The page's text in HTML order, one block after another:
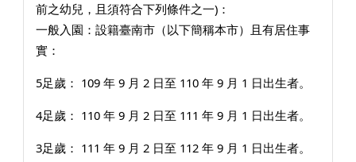
前之幼兒，且須符合下列條件之一)：
一般入園：設籍臺南市（以下簡稱本市）且有居住事
實：
5足歲： 109 年 9 月 2 日至 110 年 9 月 1 日出生者。
4足歲： 110 年 9 月 2 日至 111 年 9 月 1 日出生者。
3足歲： 111 年 9 月 2 日至 112 年 9 月 1 日出生者。